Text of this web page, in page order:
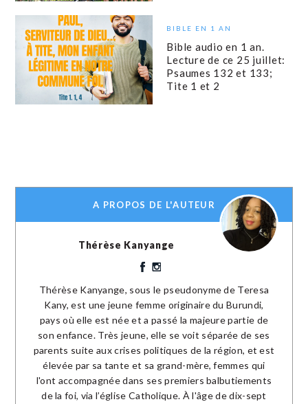
BIBLE EN 1 AN
Bible audio en 1 an.
Lecture de ce 25 juillet:
Psaumes 132 et 133;
Tite 1 et 2
A PROPOS DE L'AUTEUR
Thérèse Kanyange
Thérèse Kanyange, sous le pseudonyme de Teresa
Kany, est une jeune femme originaire du Burundi,
pays où elle est née et a passé la majeure partie de
son enfance. Très jeune, elle se voit séparée de ses
parents suite aux crises politiques de la région, et est
élevée par sa tante et sa grand-mère, femmes qui
l'ont accompagnée dans ses premiers balbutiements
de la foi, via l’église Catholique. À l'âge de dix-sept